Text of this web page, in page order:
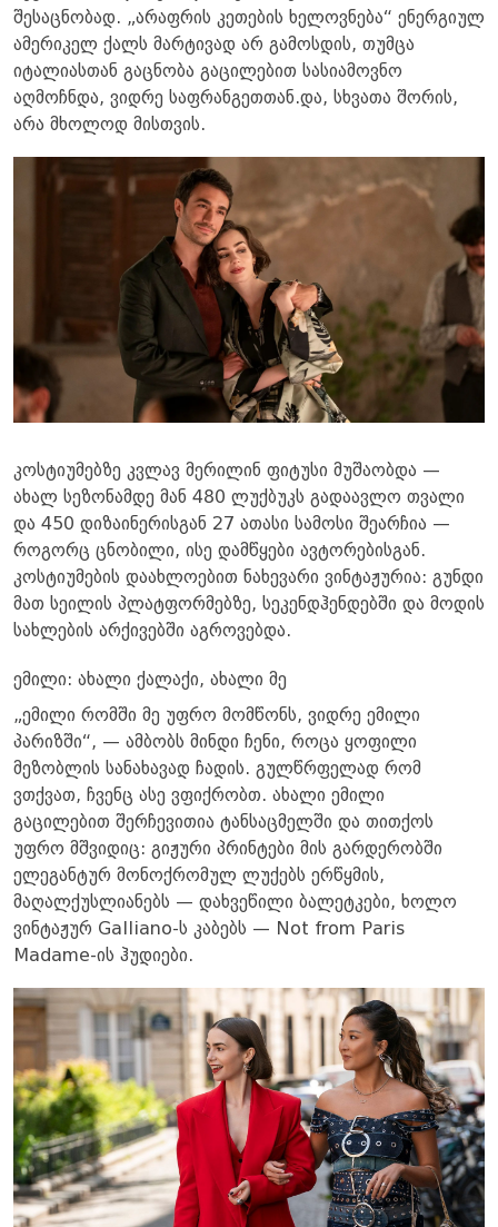
შესაცნობად. „არაფრის კეთების ხელოვნება“ ენერგიულ
ამერიკელ ქალს მარტივად არ გამოსდის, თუმცა
იტალიასთან გაცნობა გაცილებით სასიამოვნო
აღმოჩნდა, ვიდრე საფრანგეთთან.და, სხვათა შორის,
არა მხოლოდ მისთვის.
კოსტიუმებზე კვლავ მერილინ ფიტუსი მუშაობდა —
ახალ სეზონამდე მან 480 ლუქბუკს გადაავლო თვალი
და 450 დიზაინერისგან 27 ათასი სამოსი შეარჩია —
როგორც ცნობილი, ისე დამწყები ავტორებისგან.
კოსტიუმების დაახლოებით ნახევარი ვინტაჟურია: გუნდი
მათ სეილის პლატფორმებზე, სეკენდჰენდებში და მოდის
სახლების არქივებში აგროვებდა.
ემილი: ახალი ქალაქი, ახალი მე
„ემილი რომში მე უფრო მომწონს, ვიდრე ემილი
პარიზში“, — ამბობს მინდი ჩენი, როცა ყოფილი
მეზობლის სანახავად ჩადის. გულწრფელად რომ
ვთქვათ, ჩვენც ასე ვფიქრობთ. ახალი ემილი
გაცილებით შერჩევითია ტანსაცმელში და თითქოს
უფრო მშვიდიც: გიჟური პრინტები მის გარდერობში
ელეგანტურ მონოქრომულ ლუქებს ერწყმის,
მაღალქუსლიანებს — დახვეწილი ბალეტკები, ხოლო
ვინტაჟურ Galliano-ს კაბებს — Not from Paris
Madame-ის ჰუდიები.